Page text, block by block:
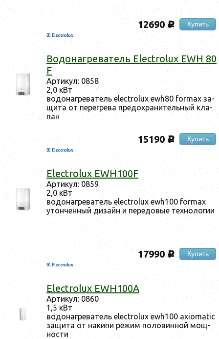
12690 c Купить
Во­донаг­ре­ватель Electrolux EWH 80
F
Ар­ти­кул: 0858
2,0 кВт
во­донаг­ре­ватель electrolux ewh80 formax за­
щита от пе­рег­ре­ва пре­дох­ра­нитель­ный кла­
пан
15190 c Купить
Electrolux EWH100F
Ар­ти­кул: 0859
2,0 кВт
во­донаг­ре­ватель electrolux ewh100 formax
утон­ченный ди­зайн и пе­редо­вые тех­но­логии
17990 c Купить
Electrolux EWH100A
Ар­ти­кул: 0860
1,5 кВт
во­донаг­ре­ватель electrolux ewh100 axiomatic
за­щита от на­кипи ре­жим по­ловин­ной мощ­
ности